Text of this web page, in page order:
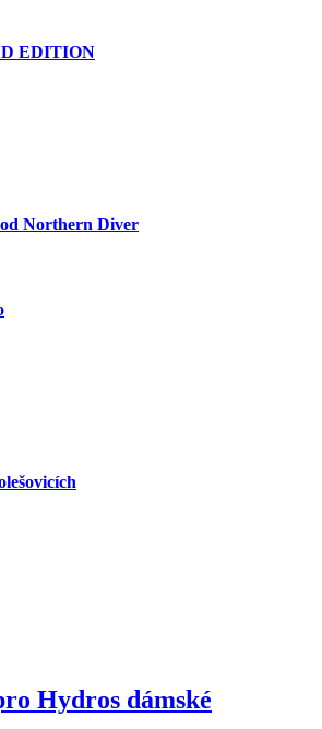
EDITION
Northern Diver
Hydros dámské